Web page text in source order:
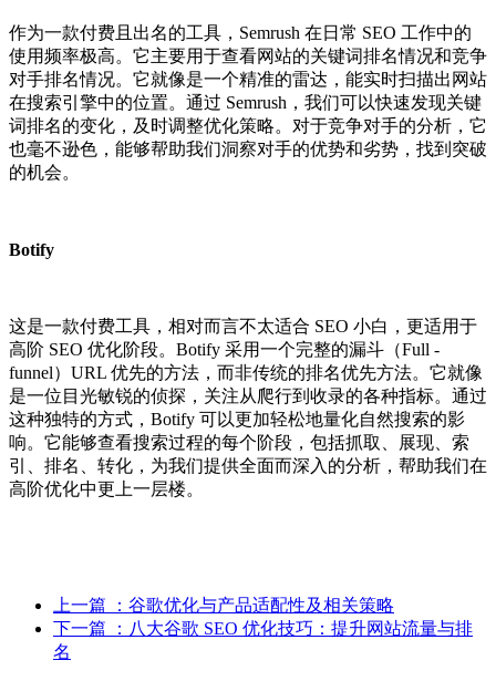
作为一款付费且出名的工具，Semrush 在日常 SEO 工作中的
使用频率极高。它主要用于查看网站的关键词排名情况和竞争
对手排名情况。它就像是一个精准的雷达，能实时扫描出网站
在搜索引擎中的位置。通过 Semrush，我们可以快速发现关键
词排名的变化，及时调整优化策略。对于竞争对手的分析，它
也毫不逊色，能够帮助我们洞察对手的优势和劣势，找到突破
的机会。
Botify
这是一款付费工具，相对而言不太适合 SEO 小白，更适用于
高阶 SEO 优化阶段。Botify 采用一个完整的漏斗（Full -
funnel）URL 优先的方法，而非传统的排名优先方法。它就像
是一位目光敏锐的侦探，关注从爬行到收录的各种指标。通过
这种独特的方式，Botify 可以更加轻松地量化自然搜索的影
响。它能够查看搜索过程的每个阶段，包括抓取、展现、索
引、排名、转化，为我们提供全面而深入的分析，帮助我们在
高阶优化中更上一层楼。
上一篇
：谷歌优化与产品适配性及相关策略
下一篇
：八大谷歌 SEO 优化技巧：提升网站流量与排
名